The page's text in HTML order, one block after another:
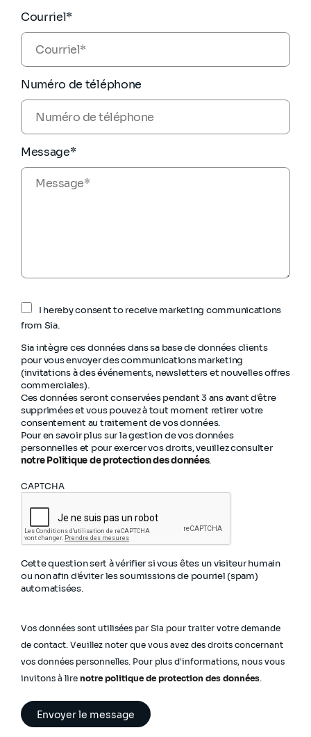
Courriel*
Numéro de téléphone
Message*
I hereby consent to receive marketing communications
from Sia.
Sia intègre ces données dans sa base de données clients
pour vous envoyer des communications marketing
(invitations à des événements, newsletters et nouvelles offres
commerciales).
Ces données seront conservées pendant 3 ans avant d'être
supprimées et vous pouvez à tout moment retirer votre
consentement au traitement de vos données.
Pour en savoir plus sur la gestion de vos données
personnelles et pour exercer vos droits, veuillez consulter
notre Politique de protection des données.
CAPTCHA
Cette question sert à vérifier si vous êtes un visiteur humain
ou non afin d'éviter les soumissions de pourriel (spam)
automatisées.
Vos données sont utilisées par Sia pour traiter votre demande
de contact. Veuillez noter que vous avez des droits concernant
vos données personnelles. Pour plus d'informations, nous vous
invitons à lire notre politique de protection des données.